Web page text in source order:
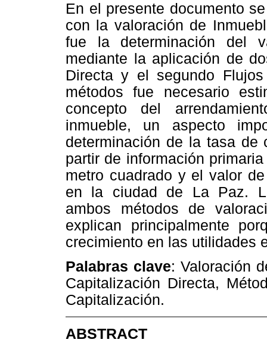
En el presente documento
con la valoración de
fue la determinación del
mediante la aplicación de
Directa y el segundo
métodos fue necesario
concepto del
inmueble, un aspecto
determinación de la tasa de
partir de información
metro cuadrado y el valor
en la ciudad de La Paz.
ambos métodos de
explican principalmente
crecimiento en las utilidades
Palabras clave: Valoración
Capitalización Directa,
Capitalización.
ABSTRACT